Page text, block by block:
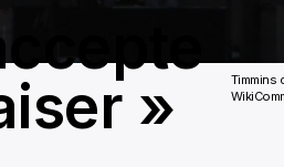
Timmins
»